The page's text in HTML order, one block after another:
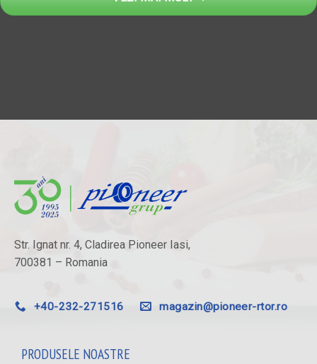
Str. Ignat nr. 4, Cladirea Pioneer Iasi,
700381 – Romania
+40-232-271516 magazin@pioneer-rtor.ro
PRODUSELE NOASTRE